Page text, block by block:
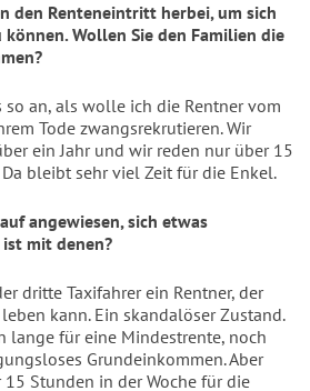
den Renteneintritt herbei, um sich
Wollen Sie den Familien die
an, als wolle ich die Rentner vom
Tode zwangsrekrutieren. Wir
ein Jahr und wir reden nur über 15
bleibt sehr viel Zeit für die Enkel.
angewiesen, sich etwas
ist mit denen?
dritte Taxifahrer ein Rentner, der
kann. Ein skandalöser Zustand.
lange für eine Mindestrente, noch
Grundeinkommen. Aber
15 Stunden in der Woche für die